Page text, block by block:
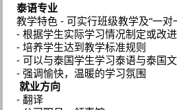
泰语专业
教学特色 - 可实行班级教学及“一对
- 根据学生实际学习情况制定或改
- 培养学生达到教学标准规则
- 可以与泰国学生学习泰语与泰国
- 强调愉快，温暖的学习氛围
就业方向
- 翻译